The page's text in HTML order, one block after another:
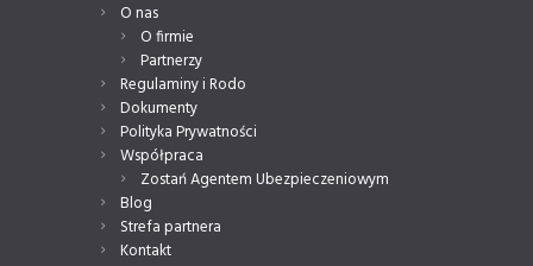
O nas
O firmie
Partnerzy
Regulaminy i Rodo
Dokumenty
Polityka Prywatności
Współpraca
Zostań Agentem Ubezpieczeniowym
Blog
Strefa partnera
Kontakt